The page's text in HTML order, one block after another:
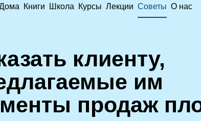
Книги Школа Курсы Лекции Советы О нас
клиенту,
им
продаж